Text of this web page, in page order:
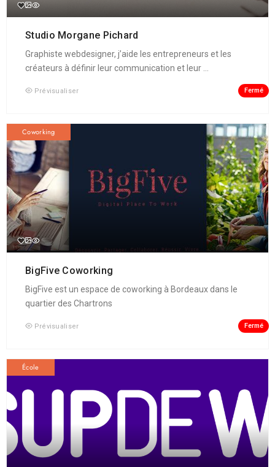
Studio Morgane Pichard
Graphiste webdesigner, j’aide les entrepreneurs et les
créateurs à définir leur communication et leur ...
Prévisualiser Fermé
Coworking
BigFive Coworking
BigFive est un espace de coworking à Bordeaux dans le
quartier des Chartrons
Prévisualiser Fermé
École